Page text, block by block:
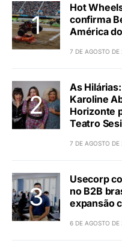
Hot
confirma
América
7 DE AGOSTO DE
As
Karoline
Horizonte
Teatro
7 DE AGOSTO DE
Usecorp
no B2B
expansão
6 DE AGOSTO DE